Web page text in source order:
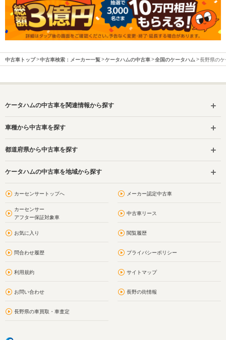
中古車トップ 中古車検索：メーカー一覧 ケータハムの中古車 全国のケータハム 長野県の
ケータハムの中古車を関連情報から探す
車種から中古車を探す
都道府県から中古車を探す
ケータハムの中古車を地域から探す
カーセンサートップへ メーカー認定中古車
カーセンサー
アフター保証対象車
中古車リース
お気に入り 閲覧履歴
問合わせ履歴 プライバシーポリシー
利用規約 サイトマップ
お問い合わせ 長野の街情報
長野県の車買取・車査定